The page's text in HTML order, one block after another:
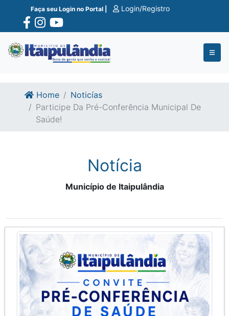
Ir para o conte�do
Ir para o fim do conte�do
Faça seu Login no Portal | Login/Registro
Home
Noticías
Participe Da Pré-Conferência Municipal De
Saúde!
Notícia
Município de Itaipulândia